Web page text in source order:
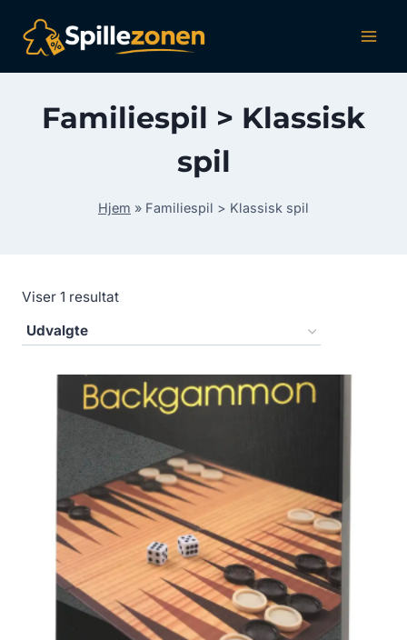
indhold
Familiespil > Klassisk
spil
Hjem » Familiespil > Klassisk spil
Viser 1 resultat